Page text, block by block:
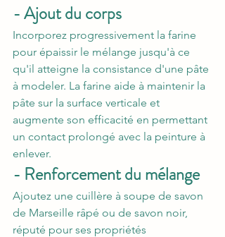
- Ajout du corps
Incorporez progressivement la farine
pour épaissir le mélange jusqu'à ce
qu'il atteigne la consistance d'une pâte
à modeler. La farine aide à maintenir la
pâte sur la surface verticale et
augmente son efficacité en permettant
un contact prolongé avec la peinture à
enlever.
- Renforcement du mélange
Ajoutez une cuillère à soupe de savon
de Marseille râpé ou de savon noir,
réputé pour ses propriétés